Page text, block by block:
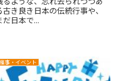
古き良き日本の伝統行事や、
だ日本で...
催事・イベント